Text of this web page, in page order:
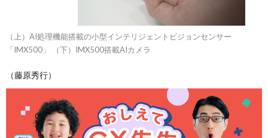
（上）AI処理機能搭載の小型インテリジェントビジョンセンサー
「IMX500」 （下）IMX500搭載AIカメラ
（藤原秀行）